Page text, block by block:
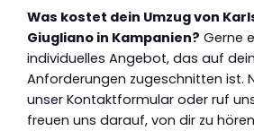
Was kostet dein Umzug von
Giugliano in Kampanien? Gerne
individuelles Angebot, das auf
Anforderungen zugeschnitten ist.
unser Kontaktformular oder ruf
freuen uns darauf, von dir zu